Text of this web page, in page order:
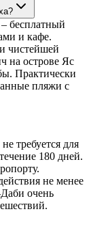
бесплатный
и кафе.
чистейшей
на острове Яс
Практически
пляжи с
требуется для
180 дней.
не менее
очень